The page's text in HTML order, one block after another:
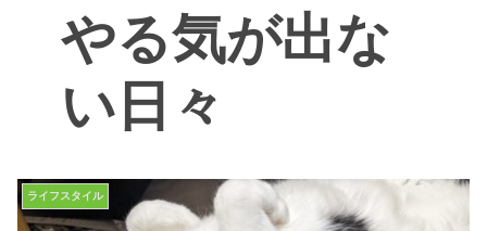
やる気が出な
い日々
ライフスタイル